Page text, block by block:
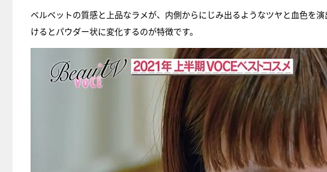
ベルベットの質感と上品なラメが、内側からにじみ出るようなツヤと血色を
けるとパウダー状に変化するのが特徴です。